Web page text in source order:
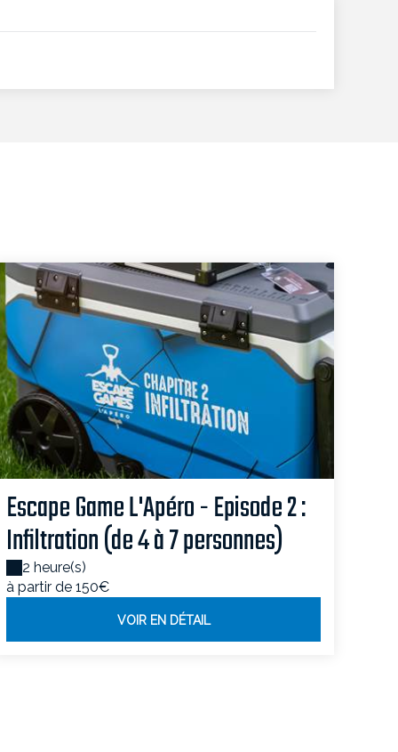
Escape Game L'Apéro - Episode 2 :
Infiltration (de 4 à 7 personnes)
2 heure(s)
à partir de 150€
VOIR EN DÉTAIL